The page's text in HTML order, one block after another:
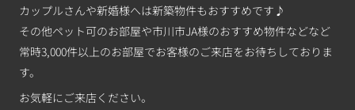
カップルさんや新婚様へは新築物件もおすすめです♪
その他ペット可のお部屋や市川市JA様のおすすめ物件などなど
常時3,000件以上のお部屋でお客様のご来店をお待ちしておりま
す。
お気軽にご来店ください。